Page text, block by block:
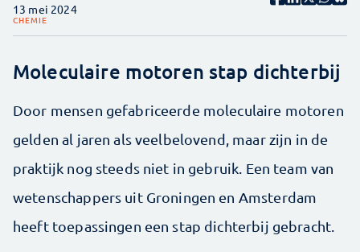
13 mei 2024
CHEMIE
Moleculaire motoren stap dichterbij
Door mensen gefabriceerde moleculaire motoren
gelden al jaren als veelbelovend, maar zijn in de
praktijk nog steeds niet in gebruik. Een team van
wetenschappers uit Groningen en Amsterdam
heeft toepassingen een stap dichterbij gebracht.